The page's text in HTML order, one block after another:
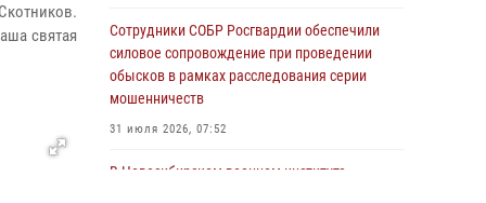
святая
Сотрудники СОБР Росгвардии обеспечили
силовое сопровождение при проведении
обысков в рамках расследования серии
мошенничеств
31 июля 2026, 07:52
В Новосибирском военном институте